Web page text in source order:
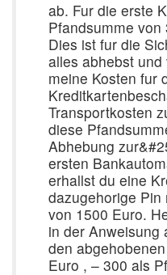
ab. Fur die erste
Pfandsumme
Dies ist fur die
alles abhebst
meine Kosten fur
Transportkosten
diese
Abhebung
ersten
erhallst du eine
dazugehorige
von 1500 Euro.
in der Anweisung
den
Euro , – 300 als